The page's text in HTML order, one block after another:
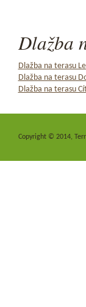
Dlažba
Dlažba na terasu
Dlažba na terasu
Dlažba na terasu
Copyright © 2014,